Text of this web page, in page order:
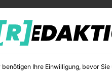
benötigen Ihre Einwilligung, bevor